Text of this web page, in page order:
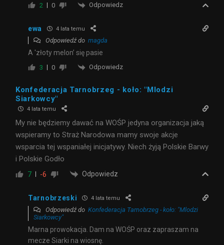
2 0 Odpowiedz
ewa 4 lata temu
Odpowiedź do magda
A 'złoty melon’ się pasie
3 0 Odpowiedz
Konfederacja Tarnobrzeg - koło: "Mlodzi
Siarkowcy"
4 lata temu
My nie będziemy dawać na WOŚP jedyna organizacja jaką
wspieramy to Straż Narodowa mamy swoje akcje
wsparcia tej wspaniałej inicjatywy. Niech żyją Polskie Barwy
i Polskie Godło
7 -6 Odpowiedz
Tarnobrzeski 4 lata temu
Odpowiedź do Konfederacja Tarnobrzeg - koło: "Mlodzi
Siarkowcy"
Marna prowokacja. Dam na WOŚP oraz zapraszam na
mecze Siarki na wiosnę.